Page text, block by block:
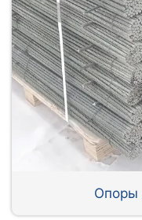
Опоры